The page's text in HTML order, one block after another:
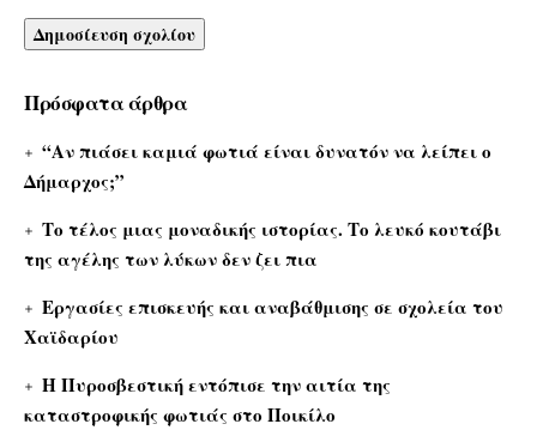
Πρόσφατα άρθρα
“Αν πιάσει καμιά φωτιά είναι δυνατόν να λείπει ο
Δήμαρχος;”
Το τέλος μιας μοναδικής ιστορίας. Το λευκό κουτάβι
της αγέλης των λύκων δεν ζει πια
Εργασίες επισκευής και αναβάθμισης σε σχολεία του
Χαϊδαρίου
Η Πυροσβεστική εντόπισε την αιτία της
καταστροφικής φωτιάς στο Ποικίλο